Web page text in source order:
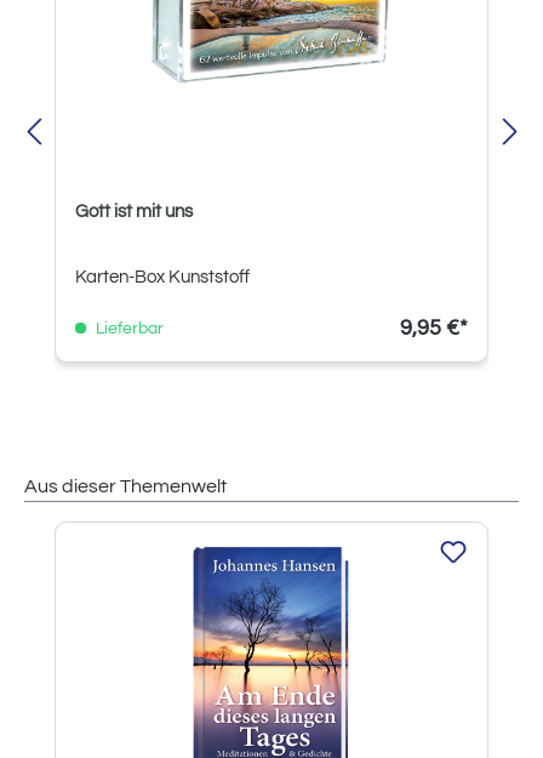
Gott ist mit uns
Karten-Box Kunststoff
Lieferbar 9,95 €*
Aus dieser Themenwelt
Produktgalerie überspringen